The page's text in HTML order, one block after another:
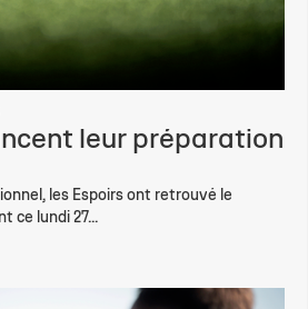
leur préparation
les Espoirs ont retrouvé le
ce lundi 27...